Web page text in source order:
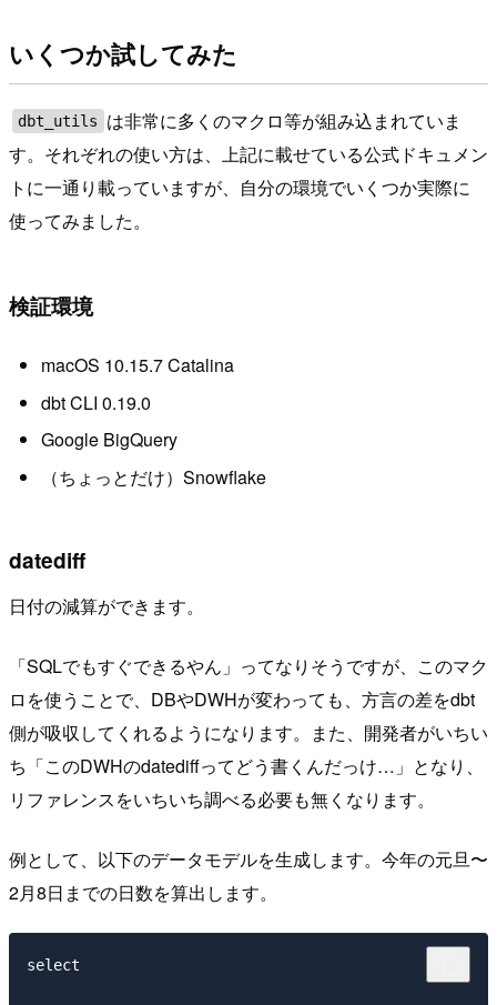
いくつか試してみた
dbt_utils
は非常に多くのマクロ等が組み込まれていま
す。それぞれの使い方は、上記に載せている公式ドキュメン
トに一通り載っていますが、自分の環境でいくつか実際に
使ってみました。
検証環境
macOS 10.15.7 Catalina
dbt CLI 0.19.0
Google BigQuery
（ちょっとだけ）Snowflake
datediff
日付の減算ができます。
「SQLでもすぐできるやん」ってなりそうですが、このマク
ロを使うことで、DBやDWHが変わっても、方言の差をdbt
側が吸収してくれるようになります。また、開発者がいちい
ち「このDWHのdatediffってどう書くんだっけ…」となり、
リファレンスをいちいち調べる必要も無くなります。
例として、以下のデータモデルを生成します。今年の元旦〜
2月8日までの日数を算出します。
select